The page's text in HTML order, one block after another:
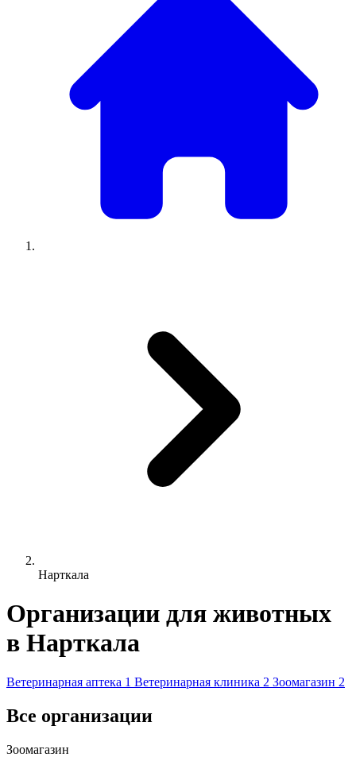
Нарткала
Организации для животных
в Нарткала
Ветеринарная аптека 1 Ветеринарная клиника 2 Зоомагазин 2
Все организации
Зоомагазин